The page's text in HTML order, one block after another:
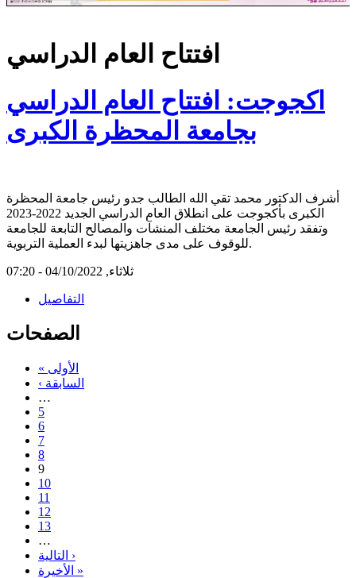
افتتاح العام الدراسي
اكجوجت: افتتاح العام الدراسي
بجامعة المحظرة الكبرى
أشرف الدكتور محمد تقي الله الطالب جدو رئيس جامعة المحظرة
وتفقد رئيس الجامعة مختلف المنشآت والمصالح التابعة للجامعة
للوقوف على مدى جاهزيتها لبدء العملية التربوية.
ثلاثاء, 04/10/2022 - 07:20
التفاصيل
الصفحات
« الأولى
‹ السابقة
…
5
6
7
8
9
10
11
12
13
…
التالية ›
الأخيرة »